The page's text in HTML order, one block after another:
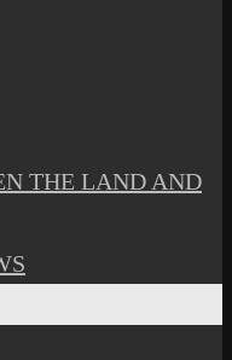
THE LAND AND